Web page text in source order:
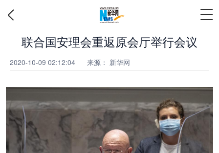
联合国安理会重返原会厅举行会议
2020-10-09 02:12:04 来源： 新华网